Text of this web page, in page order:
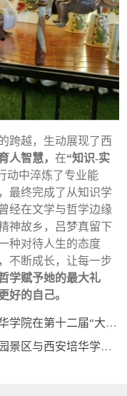
跨越，生动展现了西
人智慧，在“知识-实
动中淬炼了专业能
最终完成了从知识学
经在文学与哲学边缘
神故乡，吕梦真留下
种对待人生的态度
不断成长，让每一步
学赋予她的最大礼
好的自己。
“大唐杯”省赛中斩获26项大奖
学院举行校企合作签约仪式